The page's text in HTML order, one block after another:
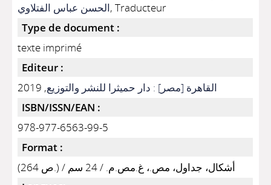
الحسن عباس الفتلاوي, Traducteur
Type de document :
texte imprimé
Editeur :
القاهرة [مصر] : دار حميثرا للنشر والتوزيع, 2019
ISBN/ISSN/EAN :
978-977-6563-99-5
Format :
(264 ص.) / أشكال، جداول، مص.، غ.مص.م. / 24 سم